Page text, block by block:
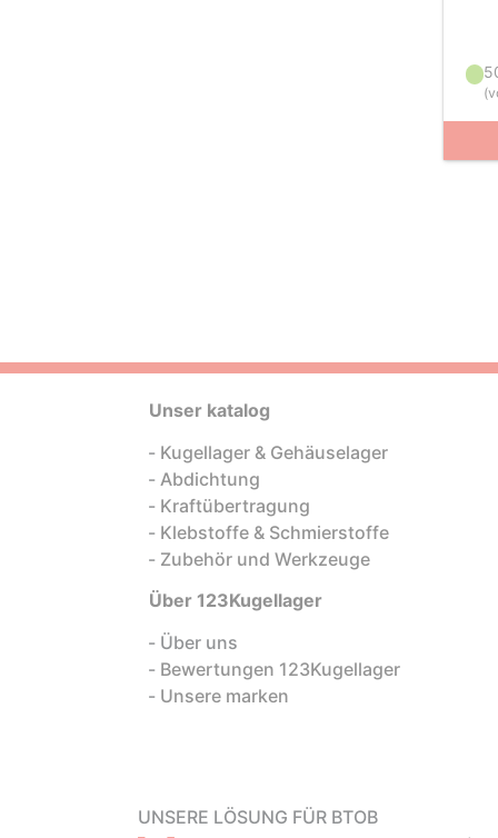
(
UNSERE LÖSUNG FÜR BTOB
Unser katalog
Kugellager & Gehäuselager
Abdichtung
Kraftübertragung
Klebstoffe & Schmierstoffe
Zubehör und Werkzeuge
Über 123Kugellager
Über uns
Bewertungen 123Kugellager
Unsere marken